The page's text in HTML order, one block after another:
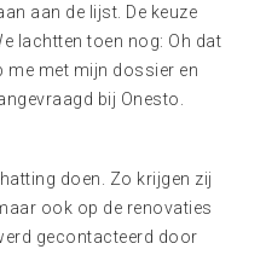
aan de lijst. De keuze
lachtten toen nog: Oh dat
me met mijn dossier en
bij Onesto.
doen. Zo krijgen zij
ook op de renovaties
gecontacteerd door